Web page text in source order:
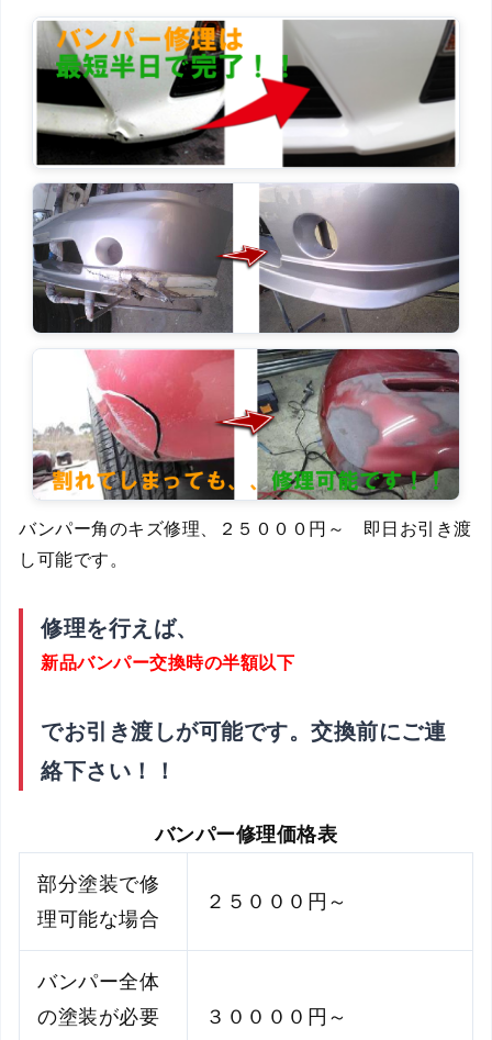
バンパー角のキズ修理、２５０００円～ 即日お引き渡
し可能です。
修理を行えば、
新品バンパー交換時の半額以下
でお引き渡しが可能です。交換前にご連
絡下さい！！
バンパー修理価格表
部分塗装で修
理可能な場合
２５０００円～
バンパー全体
の塗装が必要
３００００円～